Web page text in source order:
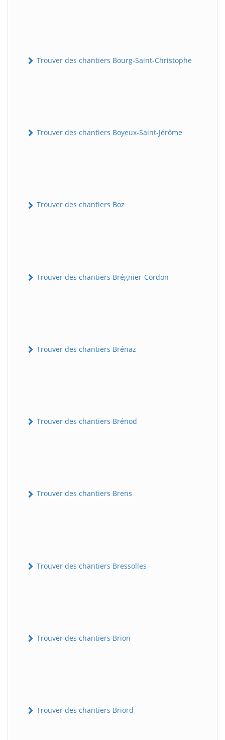
Trouver des chantiers Bourg-Saint-Christophe
Trouver des chantiers Boyeux-Saint-Jérôme
Trouver des chantiers Boz
Trouver des chantiers Brégnier-Cordon
Trouver des chantiers Brénaz
Trouver des chantiers Brénod
Trouver des chantiers Brens
Trouver des chantiers Bressolles
Trouver des chantiers Brion
Trouver des chantiers Briord